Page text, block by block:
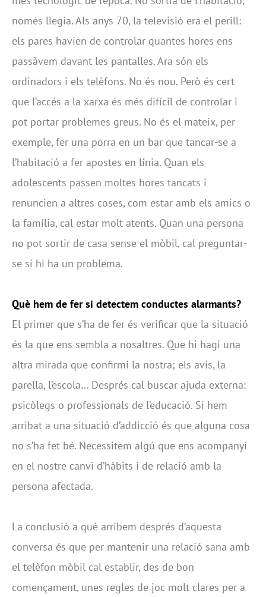
només llegia. Als anys 70, la televisió era el perill:
els pares havien de controlar quantes hores ens
passàvem davant les pantalles. Ara són els
ordinadors i els telèfons. No és nou. Però és cert
que l’accés a la xarxa és més difícil de controlar i
pot portar problemes greus. No és el mateix, per
exemple, fer una porra en un bar que tancar-se a
l’habitació a fer apostes en línia. Quan els
adolescents passen moltes hores tancats i
renuncien a altres coses, com estar amb els amics o
la família, cal estar molt atents. Quan una persona
no pot sortir de casa sense el mòbil, cal preguntar-
se si hi ha un problema.
Què hem de fer si detectem conductes alarmants?
El primer que s’ha de fer és verificar que la situació
és la que ens sembla a nosaltres. Que hi hagi una
altra mirada que confirmi la nostra; els avis, la
parella, l’escola… Després cal buscar ajuda externa:
psicòlegs o professionals de l’educació. Si hem
arribat a una situació d’addicció és que alguna cosa
no s’ha fet bé. Necessitem algú que ens acompanyi
en el nostre canvi d’hàbits i de relació amb la
persona afectada.
La conclusió a què arribem després d’aquesta
conversa és que per mantenir una relació sana amb
el telèfon mòbil cal establir, des de bon
començament, unes regles de joc molt clares per a